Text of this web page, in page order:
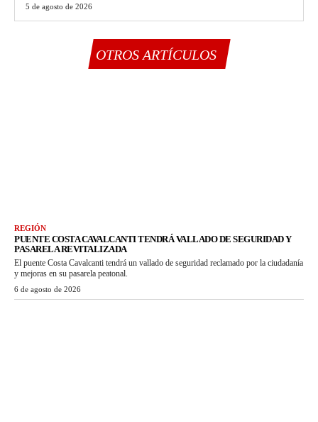
5 de agosto de 2026
OTROS ARTÍCULOS
REGIÓN
PUENTE COSTA CAVALCANTI TENDRÁ VALLADO DE SEGURIDAD Y
PASARELA REVITALIZADA
El puente Costa Cavalcanti tendrá un vallado de seguridad reclamado por la ciudadanía
y mejoras en su pasarela peatonal.
6 de agosto de 2026